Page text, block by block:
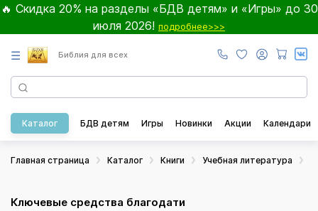
🔥 Скидка 20% на разделы «БДВ детям» и «Игры» до 30
июля 2026! подробнее>>>
☰ Библия для всех
Каталог БДВ детям Игры Новинки Акции Календари
Главная страница Каталог Книги Учебная литература
Ключевые средства благодати